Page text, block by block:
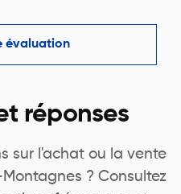
évaluation
réponses
sur l'achat ou la vente
? Consultez